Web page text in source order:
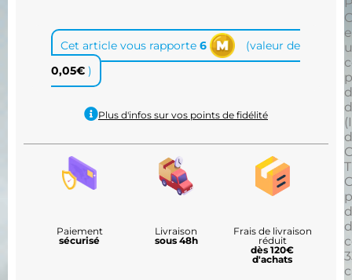
Cet article vous rapporte 6
(valeur de
0,05€ )
Plus d'infos sur vos points de fidélité
Paiement
sécurisé
Livraison
sous 48h
Frais de livraison
réduit
dès 120€
d'achats